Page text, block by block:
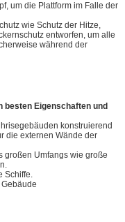
um die Plattform im Falle der
wie Schutz der Hitze,
entworfen, um alle
während der
Eigenschaften und
konstruierend
die externen Wände der
großen Umfangs wie große
Schiffe.